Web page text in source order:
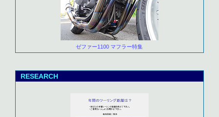
ゼファー1100 マフラー特集
RESEARCH